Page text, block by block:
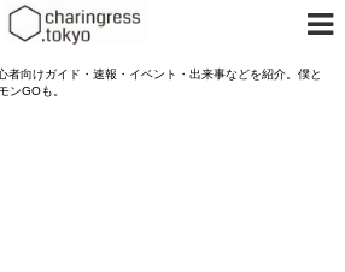
者向けガイド・速報・イベント・出来事などを紹介。僕と
ンGOも。